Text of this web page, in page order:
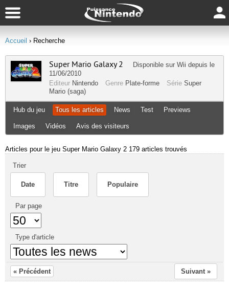
Accueil › Recherche
Super Mario Galaxy 2 Disponible sur Wii depuis le
11/06/2010
Editeur Nintendo Genre Plate-forme Série Super
Mario (saga)
Hub du jeu Tous les articles News Test Previews
Images Vidéos Avis des visiteurs
Articles pour le jeu Super Mario Galaxy 2 179 articles trouvés
Trier
Date Titre Populaire
Par page
Type d'article
« Précédent Suivant »